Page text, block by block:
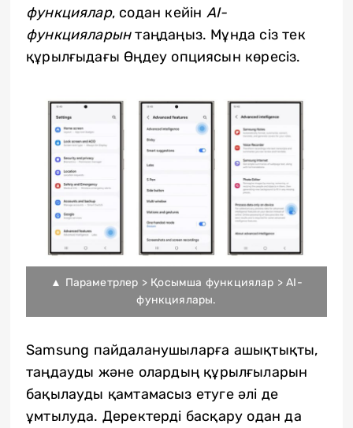
функциялар, содан кейін AI-
функцияларынтаңдаңыз. Мұнда сіз тек
құрылғыдағы Өңдеу опциясын көресіз.
▲ Параметрлер > Қосымша функциялар > AI-
функциялары.
Samsung пайдаланушыларға ашықтықты,
таңдауды және олардың құрылғыларын
бақылауды қамтамасыз етуге әлі де
ұмтылуда. Деректерді басқару одан да